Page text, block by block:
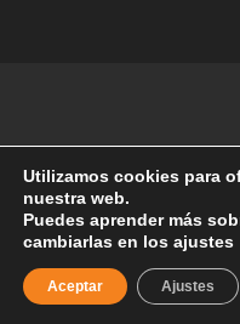
Utilizamos cookies para
nuestra web.
Puedes aprender más
cambiarlas en los ajustes
Aceptar Ajustes